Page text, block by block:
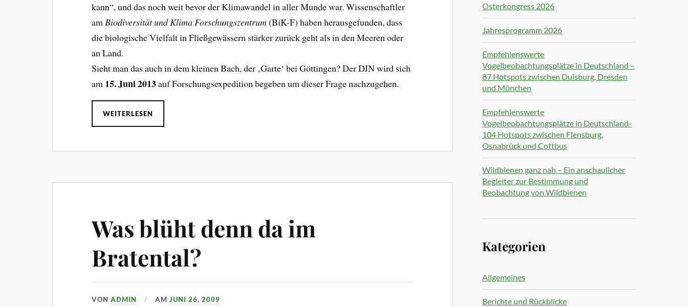
kann“, und das noch weit bevor der Klimawandel in aller Munde war. Wissenschaftler
amBiodiversität und Klima Forschungszentrum(BiK-F) haben herausgefunden, dass
die biologische Vielfalt in Fließgewässern stärker zurück geht als in den Meeren oder
an Land.
Sieht man das auch in dem kleinen Bach, der ‚Garte‘ bei Göttingen? Der DJN wird sich
am 15. Juni 2013auf Forschungsexpedition begeben um dieser Frage nachzugehen.
WEITERLESEN
Was blüht denn da im
Bratental?
VONADMIN AMJUNI 26, 2009
Osterkongress 2026
Jahresprogramm 2026
Empfehlenswerte
Vogelbeobachtungsplätze in Deutschland –
87 Hotspots zwischen Duisburg, Dresden
und München
Empfehlenswerte
Vogelbeobachtungsplätze in Deutschland-
104 Hotspots zwischen Flensburg,
Osnabrück und Cottbus
Wildbienen ganz nah – Ein anschaulicher
Begleiter zur Bestimmung und
Beobachtung von Wildbienen
Kategorien
Allgemeines
Berichte und Rückblicke